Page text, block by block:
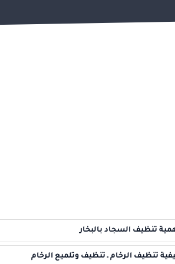
تنظيف السجاد بالبخار
تنظيف الرخام ـ تنظيف وتلميع الرخام